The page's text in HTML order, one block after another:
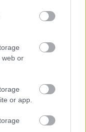
web or
or app.